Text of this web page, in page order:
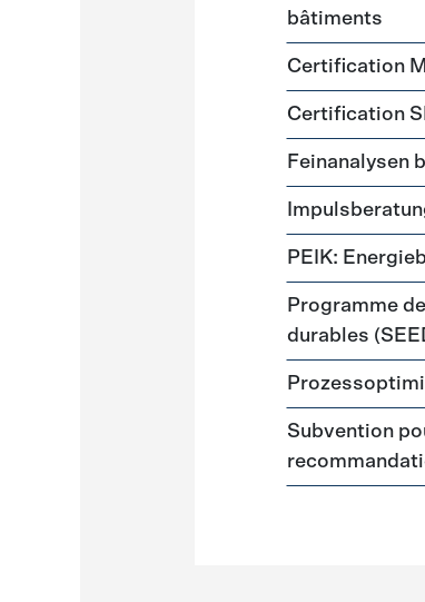
bâtiments
Certification
Certification
Feinanalysen
PEIK:
Programme
durables
Subvention